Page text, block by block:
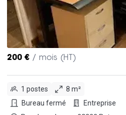
200 € / mois (HT)
1 postes
8 m²
Bureau fermé
Entreprise